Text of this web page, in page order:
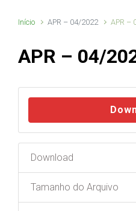
Início APR – 04/2022 APR –
APR – 04/
Download
Tamanho do Arquivo